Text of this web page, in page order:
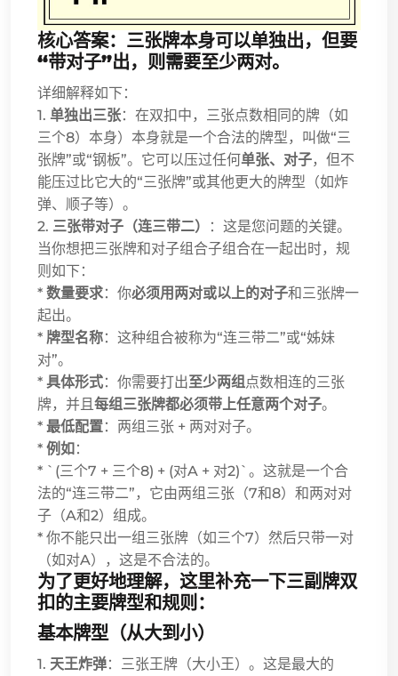
核心答案：三张牌本身可以单独出，但要
“带对子”出，则需要至少两对。
详细解释如下：
1. 单独出三张：在双扣中，三张点数相同的牌（如
三个8）本身）本身就是一个合法的牌型，叫做“三
张牌”或“钢板”。它可以压过任何单张、对子，但不
能压过比它大的“三张牌”或其他更大的牌型（如炸
弹、顺子等）。
2. 三张带对子（连三带二）
：这是您问题的关键。
当你想把三张牌和对子组合子组合在一起出时，规
则如下：
* 数量要求：你必须用两对或以上的对子和三张牌一
起出。
* 牌型名称：这种组合被称为“连三带二”或“姊妹
对”。
* 具体形式：你需要打出至少两组 点数相连的三张
牌，并且 每组三张牌都必须带上任意两个对子。
* 最低配置：两组三张 + 两对对子。
* 例如 ：
* `(三个7 + 三个8) + (对A + 对2)`。这就是一个合
法的“连三带二”，它由两组三张（7和8）和两对对
子（A和2）组成。
* 你不能只出一组三张牌（如三个7）然后只带一对
（如对A），这是不合法的。
为了更好地理解，这里补充一下三副牌双
扣的主要牌型和规则：
基本牌型（从大到小）
1. 天王炸弹：三张王牌（大小王）。这是最大的